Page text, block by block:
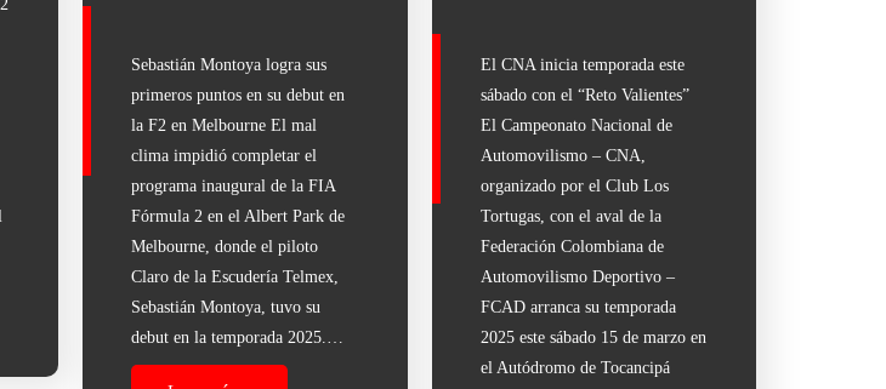
Sebastián Montoya logra sus
primeros puntos en su debut en
la F2 en Melbourne El mal
clima impidió completar el
programa inaugural de la FIA
Fórmula 2 en el Albert Park de
Melbourne, donde el piloto
Claro de la Escudería Telmex,
Sebastián Montoya, tuvo su
debut en la temporada 2025.…
El CNA inicia temporada este
sábado con el “Reto Valientes”
El Campeonato Nacional de
Automovilismo – CNA,
organizado por el Club Los
Tortugas, con el aval de la
Federación Colombiana de
Automovilismo Deportivo –
FCAD arranca su temporada
2025 este sábado 15 de marzo en
el Autódromo de Tocancipá